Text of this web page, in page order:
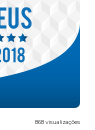
868 visualizações